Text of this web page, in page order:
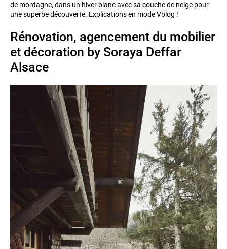
de montagne, dans un hiver blanc avec sa couche de neige pour
une superbe découverte. Explications en mode Vblog !
Rénovation, agencement du mobilier
et décoration by Soraya Deffar
Alsace